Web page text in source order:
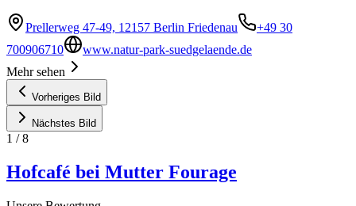
Prellerweg 47-49, 12157 Berlin Friedenau
+49 30
700906710
www.natur-park-suedgelaende.de
Mehr sehen
Vorheriges Bild
Nächstes Bild
1 /8
Hofcafé bei Mutter Fourage